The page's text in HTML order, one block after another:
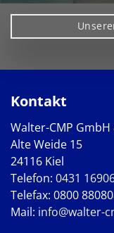
Kontakt
Walter-CMP GmbH
Alte Weide 15
24116 Kiel
Telefon: 0431
Telefax: 0800
Mail: info@walter-